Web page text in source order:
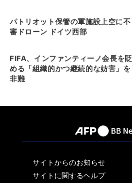
パトリオット保管の軍施設上空に不
審ドローン ドイツ西部
FIFA、インファンティーノ会長を貶
める「組織的かつ継続的な妨害」を
非難
サイトからのお知らせ
サイトに関するヘルプ